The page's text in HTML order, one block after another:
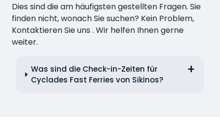
Dies sind die am häufigsten gestellten Fragen. Sie
finden nicht, wonach Sie suchen? Kein Problem,
Kontaktieren Sie uns . Wir helfen Ihnen gerne
weiter.
Was sind die Check-in-Zeiten für
Cyclades Fast Ferries von Sikinos?